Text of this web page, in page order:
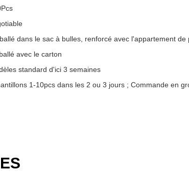
dans le sac à bulles, renforcé avec l'appartement de
avec le carton
standard d'ici 3 semaines
1-10pcs dans les 2 ou 3 jours ; Commande en